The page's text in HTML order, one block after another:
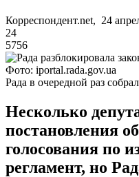
Корреспондент.net, 24
24
5756
Фото: iportal.rada.gov.ua
Рада в очередной раз
Несколько
постановления
голосования по
регламент, но